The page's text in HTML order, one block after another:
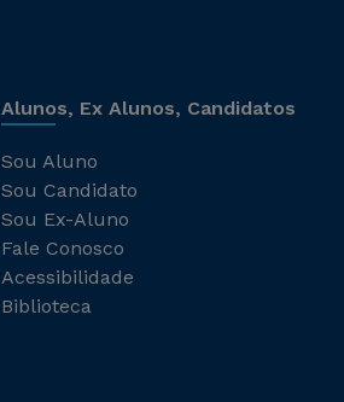
Alunos, Ex Alunos, Candidatos
Sou Aluno
Sou Candidato
Sou Ex-Aluno
Fale Conosco
Acessibilidade
Biblioteca